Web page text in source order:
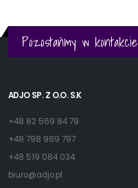
Pozostańmy w kontakcie
ADJO SP. Z O.O. S.K
+48 82 569 84 79
+48 798 989 797
+48 519 084 034
biuro@adjo.pl